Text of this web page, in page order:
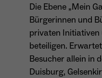
Die Ebene „Mein
Bürgerinnen und
privaten Initiativen
beteiligen.
Besucher allein in
Duisburg,